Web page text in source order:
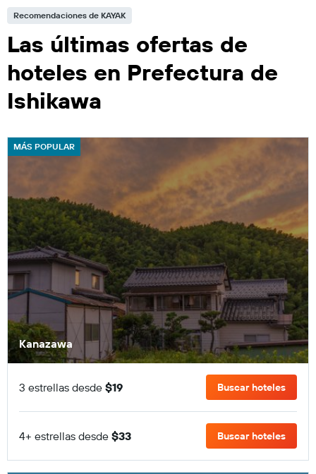
Recomendaciones de KAYAK
Las últimas ofertas de
hoteles en Prefectura de
Ishikawa
MÁS POPULAR
Kanazawa
3 estrellas desde $19 Buscar hoteles
4+ estrellas desde $33 Buscar hoteles